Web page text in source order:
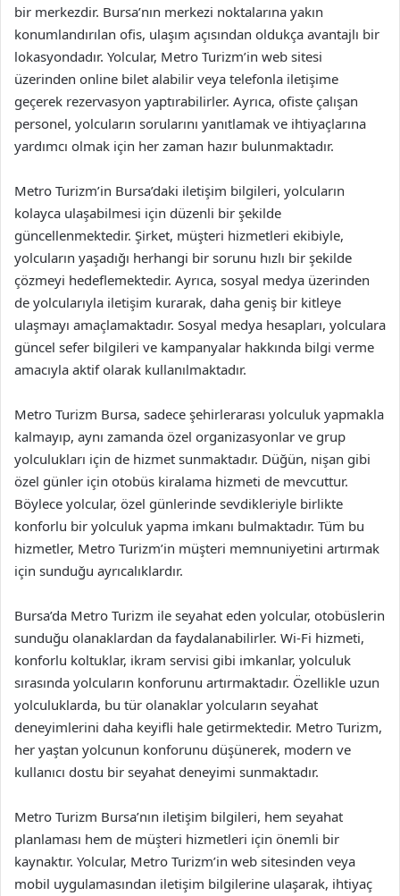
bir merkezdir. Bursa’nın merkezi noktalarına yakın
konumlandırılan ofis, ulaşım açısından oldukça avantajlı bir
lokasyondadır. Yolcular, Metro Turizm’in web sitesi
üzerinden online bilet alabilir veya telefonla iletişime
geçerek rezervasyon yaptırabilirler. Ayrıca, ofiste çalışan
personel, yolcuların sorularını yanıtlamak ve ihtiyaçlarına
yardımcı olmak için her zaman hazır bulunmaktadır.
Metro Turizm’in Bursa’daki iletişim bilgileri, yolcuların
kolayca ulaşabilmesi için düzenli bir şekilde
güncellenmektedir. Şirket, müşteri hizmetleri ekibiyle,
yolcuların yaşadığı herhangi bir sorunu hızlı bir şekilde
çözmeyi hedeflemektedir. Ayrıca, sosyal medya üzerinden
de yolcularıyla iletişim kurarak, daha geniş bir kitleye
ulaşmayı amaçlamaktadır. Sosyal medya hesapları, yolculara
güncel sefer bilgileri ve kampanyalar hakkında bilgi verme
amacıyla aktif olarak kullanılmaktadır.
Metro Turizm Bursa, sadece şehirlerarası yolculuk yapmakla
kalmayıp, aynı zamanda özel organizasyonlar ve grup
yolculukları için de hizmet sunmaktadır. Düğün, nişan gibi
özel günler için otobüs kiralama hizmeti de mevcuttur.
Böylece yolcular, özel günlerinde sevdikleriyle birlikte
konforlu bir yolculuk yapma imkanı bulmaktadır. Tüm bu
hizmetler, Metro Turizm’in müşteri memnuniyetini artırmak
için sunduğu ayrıcalıklardır.
Bursa’da Metro Turizm ile seyahat eden yolcular, otobüslerin
sunduğu olanaklardan da faydalanabilirler. Wi-Fi hizmeti,
konforlu koltuklar, ikram servisi gibi imkanlar, yolculuk
sırasında yolcuların konforunu artırmaktadır. Özellikle uzun
yolculuklarda, bu tür olanaklar yolcuların seyahat
deneyimlerini daha keyifli hale getirmektedir. Metro Turizm,
her yaştan yolcunun konforunu düşünerek, modern ve
kullanıcı dostu bir seyahat deneyimi sunmaktadır.
Metro Turizm Bursa’nın iletişim bilgileri, hem seyahat
planlaması hem de müşteri hizmetleri için önemli bir
kaynaktır. Yolcular, Metro Turizm’in web sitesinden veya
mobil uygulamasından iletişim bilgilerine ulaşarak, ihtiyaç